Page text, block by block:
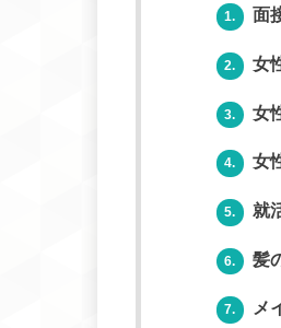
1. 面
2. 女
3. 女
4. 女
5. 就
6. 髪
7. メ